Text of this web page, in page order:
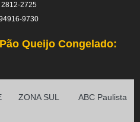
2725
9730
Queijo Congelado:
ZONA SUL ABC Paulista